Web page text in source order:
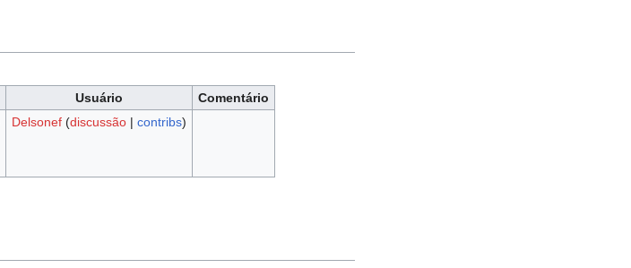
Usuário
Comentário
Delsonef (discussão| contribs)